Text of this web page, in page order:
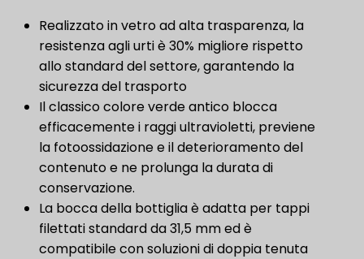
Realizzato in vetro ad alta trasparenza, la
resistenza agli urti è 30% migliore rispetto
allo standard del settore, garantendo la
sicurezza del trasporto
Il classico colore verde antico blocca
efficacemente i raggi ultravioletti, previene
la fotoossidazione e il deterioramento del
contenuto e ne prolunga la durata di
conservazione.
La bocca della bottiglia è adatta per tappi
filettati standard da 31,5 mm ed è
compatibile con soluzioni di doppia tenuta